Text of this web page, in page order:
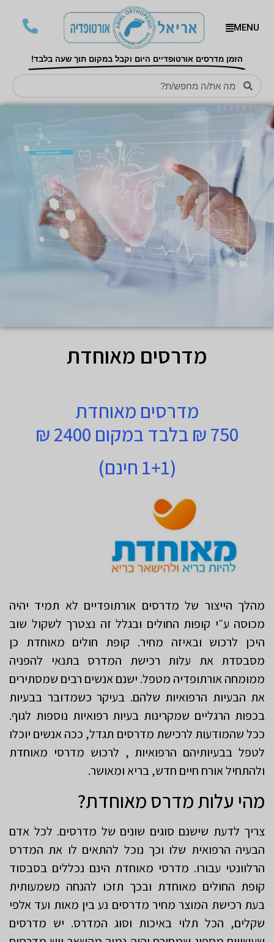
MENU
הזמן מדרסים אורטופדיים היום וקבל במקום תוך שעה בלבד!
מדרסים מאוחדת
מדרסים מאוחדת
750 ₪ בלבד במקום 2400 ₪
(1+1 חינם)
מהלך הייצור של מדרסים אורתופדיים לא תמיד יהיה
מכוסה ע״י קופות החולים ובגלל זה נצטרך לשקול שוב
היכן לרכוש ובאיזה מחיר. קופת חולים מאוחדת כן
מסבסדת את עלות רכישת המדרס בתנאי להפניה
ממומחה אורתופדיה מטפל. ישנם אנשים רבים שמסתירים
את הבעיות הרפואיות שלהם. בעיקר כשמדובר בבעיות
בכפות הרגליים שמקרינות בעיות רפואיות נוספות לגוף.
ככל שהמודעות לרכישת מדרסים תגדל, ככה אנשים יוכלו
לטפל בבעיותיהם הרפואיות , לרכוש מדרסי מאוחדת
ולהתחיל אורח חיים חדש, בריא ומאושר.
מהי עלות מדרס מאוחדת?
צריך לדעת שישנם סוגים שונים של מדרסים. לכל אדם
הבעיה הרפואית שלו וכך נוכל להתאים לו את המדרס
הרלוונטי עבורו. מדרסי מאוחדת הינם נכללים בסבסוד
קופת החולים מאוחדת ובכך תזכו להנחה משמעותית
בעת רכישת המוצר מחיר מדרסים נע בין מאות ועד אלפי
שקלים, הכל תלוי באיכות וסוג המדרס. יש מדרסים